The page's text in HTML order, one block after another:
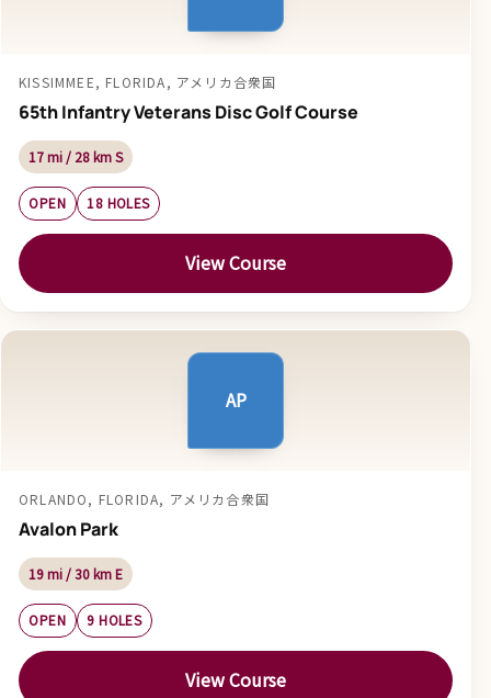
KISSIMMEE, FLORIDA, アメリカ合衆国
65th Infantry Veterans Disc Golf Course
17 mi / 28 km S
OPEN 18 HOLES
View Course
AP
ORLANDO, FLORIDA, アメリカ合衆国
Avalon Park
19 mi / 30 km E
OPEN 9 HOLES
View Course